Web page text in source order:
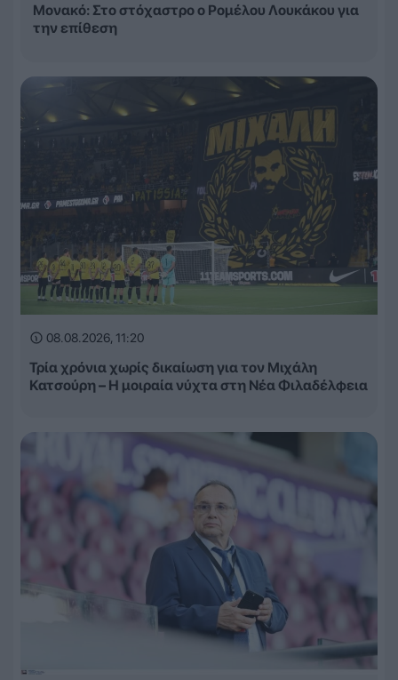
Μονακό: Στο στόχαστρο ο Ρομέλου Λουκάκου για
την επίθεση
08.08.2026, 11:20
Τρία χρόνια χωρίς δικαίωση για τον Μιχάλη
Κατσούρη – Η μοιραία νύχτα στη Νέα Φιλαδέλφεια